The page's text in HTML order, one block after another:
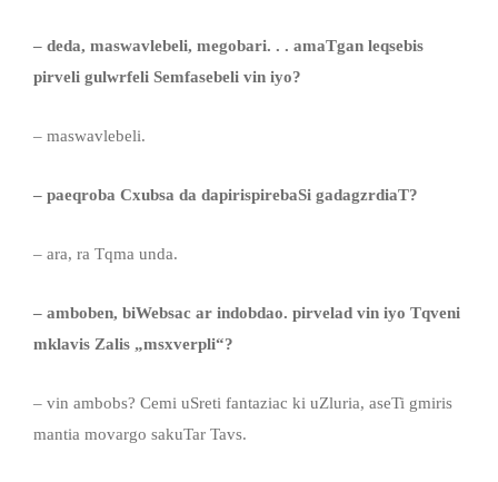
– deda, maswavlebeli, megobari. . . amaTgan leqsebis
pirveli gulwrfeli Semfasebeli vin iyo?
– maswavlebeli.
– paeqroba Cxubsa da dapirispirebaSi gadagzrdiaT?
– ara, ra Tqma unda.
– amboben, biWebsac ar indobdao. pirvelad vin iyo Tqveni
mklavis Zalis „msxverpli“?
– vin ambobs? Cemi uSreti fantaziac ki uZluria, aseTi gmiris
mantia movargo sakuTar Tavs.